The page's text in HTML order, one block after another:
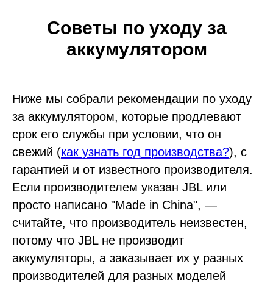
Советы по уходу за
аккумулятором
Ниже мы собрали рекомендации по уходу
за аккумулятором, которые продлевают
срок его службы при условии, что он
свежий (как узнать год производства?), с
гарантией и от известного производителя.
Если производителем указан JBL или
просто написано "Made in China", —
считайте, что производитель неизвестен,
потому что JBL не производит
аккумуляторы, а заказывает их у разных
производителей для разных моделей